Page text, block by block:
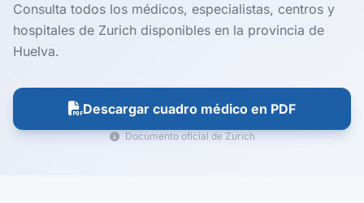
Consulta todos los médicos, especialistas, centros y
hospitales de Zurich disponibles en la provincia de
Huelva.
Descargar cuadro médico en PDF
Documento oficial de Zurich